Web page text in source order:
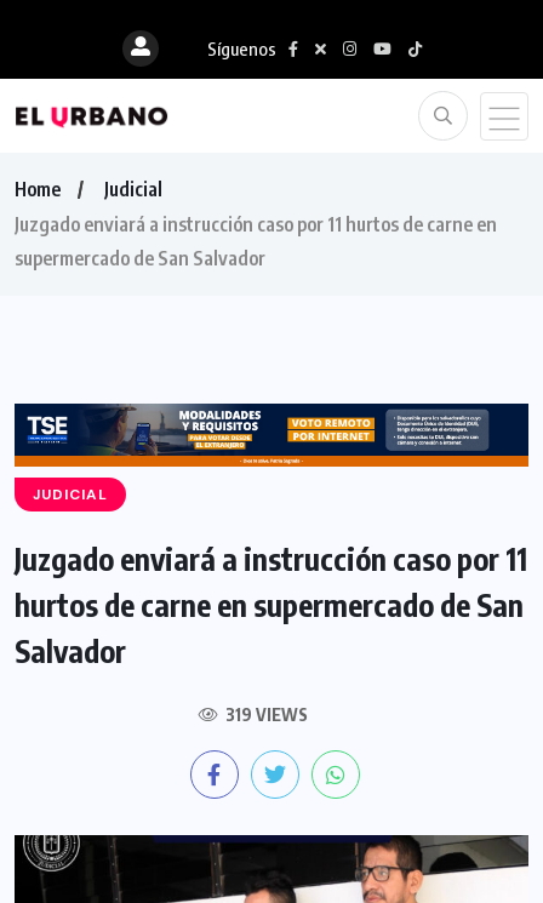
Síguenos
Home
Judicial
Juzgado enviará a instrucción caso por 11 hurtos de carne en
supermercado de San Salvador
JUDICIAL
Juzgado enviará a instrucción caso por 11
hurtos de carne en supermercado de San
Salvador
319 VIEWS